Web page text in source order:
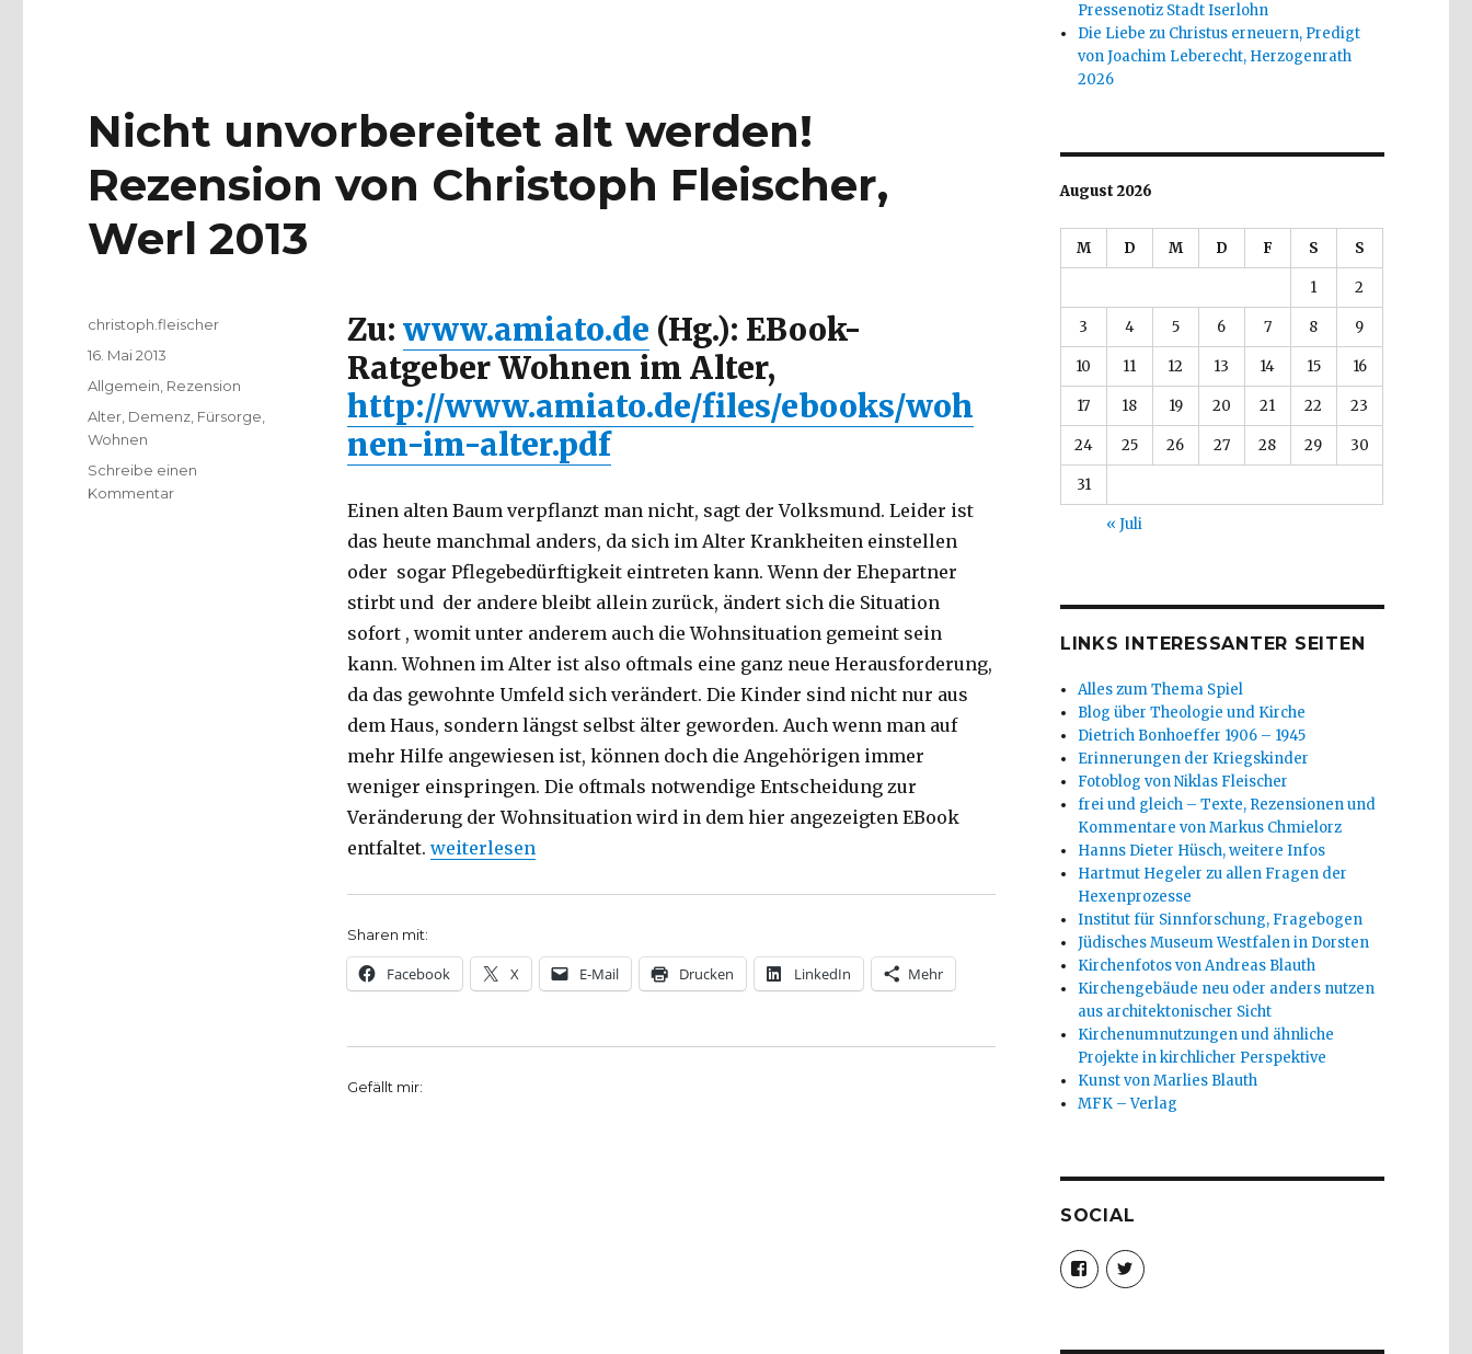
Nicht unvorbereitet alt werden!
Rezension von Christoph Fleischer,
Werl 2013
Zu: www.amiato.de (Hg.): EBook-
Ratgeber Wohnen im Alter,
http://www.amiato.de/files/ebooks/woh
nen-im-alter.pdf
Einen alten Baum verpflanzt man nicht, sagt der Volksmund. Leider ist
das heute manchmal anders, da sich im Alter Krankheiten einstellen
oder sogar Pflegebedürftigkeit eintreten kann. Wenn der Ehepartner
stirbt und der andere bleibt allein zurück, ändert sich die Situation
sofort , womit unter anderem auch die Wohnsituation gemeint sein
kann. Wohnen im Alter ist also oftmals eine ganz neue Herausforderung,
da das gewohnte Umfeld sich verändert. Die Kinder sind nicht nur aus
dem Haus, sondern längst selbst älter geworden. Auch wenn man auf
mehr Hilfe angewiesen ist, können doch die Angehörigen immer
weniger einspringen. Die oftmals notwendige Entscheidung zur
Veränderung der Wohnsituation wird in dem hier angezeigten EBook
entfaltet. „Nicht unvorbereitet alt werden! Rezension von Christoph Fleischer, Werl 2013“
weiterlesen
Sharen mit:
Facebook X E-Mail Drucken LinkedIn Mehr
Gefällt mir:
Autor
christoph.fleischer
Veröffentlicht
am
16. Mai 2013
Kategorien
Allgemein Rezension
Schlagwörter
Alter Demenz Fürsorge
Wohnen
Schreibe einen
Kommentarzu
Pressenotiz Stadt Iserlohn
Die Liebe zu Christus erneuern, Predigt
von Joachim Leberecht, Herzogenrath
2026
August 2026
M D M D F S S
1 2
3 4 5 6 7 8 9
10 11 12 13 14 15 16
17 18 19 20 21 22 23
24 25 26 27 28 29 30
31
« Juli
LINKS INTERESSANTER SEITEN
Alles zum Thema Spiel
Blog über Theologie und Kirche
Dietrich Bonhoeffer 1906 – 1945
Erinnerungen der Kriegskinder
Fotoblog von Niklas Fleischer
frei und gleich – Texte, Rezensionen und
Kommentare von Markus Chmielorz
Hanns Dieter Hüsch, weitere Infos
Hartmut Hegeler zu allen Fragen der
Hexenprozesse
Institut für Sinnforschung, Fragebogen
Jüdisches Museum Westfalen in Dorsten
Kirchenfotos von Andreas Blauth
Kirchengebäude neu oder anders nutzen
aus architektonischer Sicht
Kirchenumnutzungen und ähnliche
Projekte in kirchlicher Perspektive
Kunst von Marlies Blauth
MFK – Verlag
SOCIAL
Profil
von
christoph.fleischer1
anzeigen
Profil
von
anzeigen